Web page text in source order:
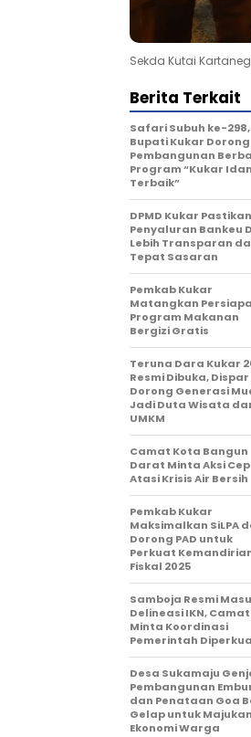
Sekda Kutai
Berita Terkait
Safari Subuh ke-298,
Bupati Kukar Dorong
Pembangunan
Program “Kukar
Terbaik”
DPMD Kukar Pastikan
Penyaluran Bankeu
Lebih Transparan
Tepat Sasaran
Pemkab Kukar
Matangkan
Program Makanan
Bergizi Gratis
Teruna Dara Kukar
Resmi Dibuka, Dispar
Dorong Generasi
Jadi Duta Wisata
UMKM
Camat Kota Bangun
Darat Minta Aksi
Atasi Krisis Air Bersih
Pemkab Kukar
Maksimalkan SiLPA
Dorong PAD untuk
Perkuat
Fiskal 2025
Samboja Resmi
Delineasi IKN, Camat
Minta Koordinasi
Pemerintah
Desa Sukamaju
Pembangunan
dan Penataan Goa
Gelap untuk Majukan
Ekonomi Warga